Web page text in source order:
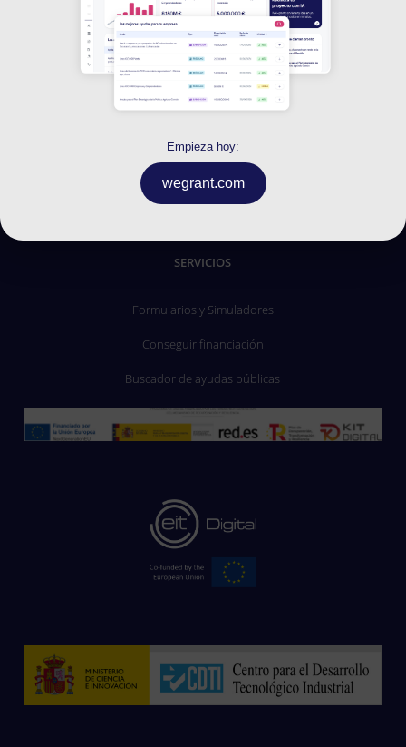
Empieza hoy:
wegrant.com
INFORMACIÓN
Preguntas frecuentes
Política de confidencialidad
Condiciones generales de Contratación
Política de cookies
SERVICIOS
Formularios y Simuladores
Conseguir financiación
Buscador de ayudas públicas